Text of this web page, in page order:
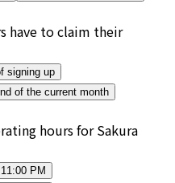
have to claim their
signing up
of the current month
hours for Sakura
PM